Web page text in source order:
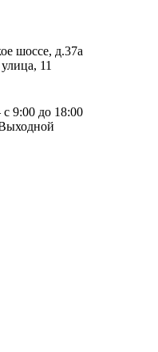
шоссе, д.37а
11
9:00 до 18:00